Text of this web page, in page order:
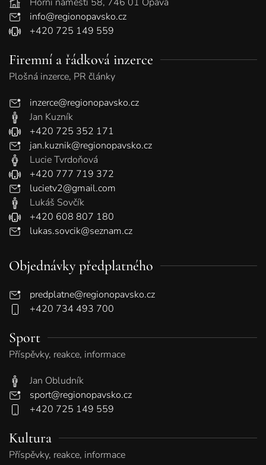
info@regionopavsko.cz
+420 725 149 559
Firemní a řádková inzerce
Plošná inzerce, PR články
inzerce@regionopavsko.cz
Jan Kuzník
+420 725 352 171
jan.kuznik@regionopavsko.cz
Lucie Tvrdoňová
+420 777 719 372
lucietv2@gmail.com
Lukáš Sovčík
+420 608 807 180
lukas.sovcik@seznam.cz
Objednávky předplatného
predplatne@regionopavsko.cz
+420 734 493 700
Sport
Příspěvky, reakce, informace
Jan Obludník
sport@regionopavsko.cz
+420 725 149 559
Kultura
Příspěvky, reakce, informace